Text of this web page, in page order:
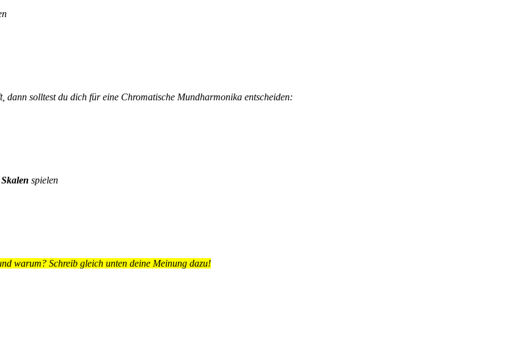
dann solltest du dich für eine Chromatische Mundharmonika entscheiden:
Skalen spielen
warum? Schreib gleich unten deine Meinung dazu!